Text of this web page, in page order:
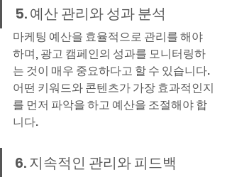
5. 예산 관리와 성과 분석
마케팅 예산을 효율적으로 관리를 해야
하며, 광고 캠페인의 성과를 모니터링하
는 것이 매우 중요하다고 할 수 있습니다.
어떤 키워드와 콘텐츠가 가장 효과적인지
를 먼저 파악을 하고 예산을 조절해야 합
니다.
6. 지속적인 관리와 피드백